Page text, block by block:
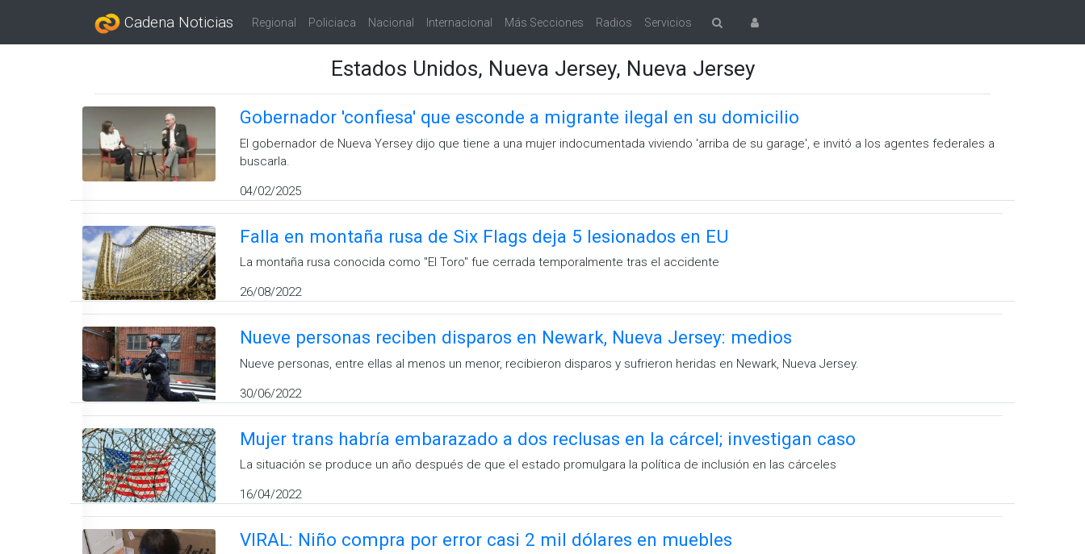
Cadena Noticias Regional Policiaca Nacional Internacional Más Secciones Radios Servicios
Estados Unidos, Nueva Jersey, Nueva Jersey
Gobernador 'confiesa' que esconde a migrante ilegal en su domicilio
El gobernador de Nueva Yersey dijo que tiene a una mujer indocumentada viviendo 'arriba de su garage', e invitó a los agentes federales a
buscarla.
04/02/2025
Falla en montaña rusa de Six Flags deja 5 lesionados en EU
La montaña rusa conocida como ''El Toro'' fue cerrada temporalmente tras el accidente
26/08/2022
Nueve personas reciben disparos en Newark, Nueva Jersey: medios
Nueve personas, entre ellas al menos un menor, recibieron disparos y sufrieron heridas en Newark, Nueva Jersey.
30/06/2022
Mujer trans habría embarazado a dos reclusas en la cárcel; investigan caso
La situación se produce un año después de que el estado promulgara la política de inclusión en las cárceles
16/04/2022
VIRAL: Niño compra por error casi 2 mil dólares en muebles